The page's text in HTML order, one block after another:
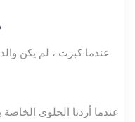
عندما كبرت ، لم يكن
عندما أردنا الحلوى الخاصة